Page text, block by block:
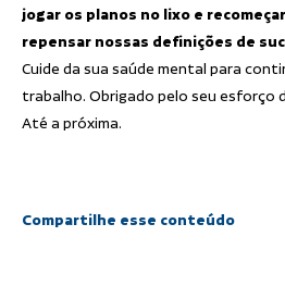
jogar os planos no lixo e
repensar nossas definições de
Cuide da sua saúde mental para
trabalho. Obrigado pelo seu esforço
Até a próxima.
Compartilhe esse conteúdo